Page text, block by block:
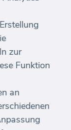
zur
Funktion
an